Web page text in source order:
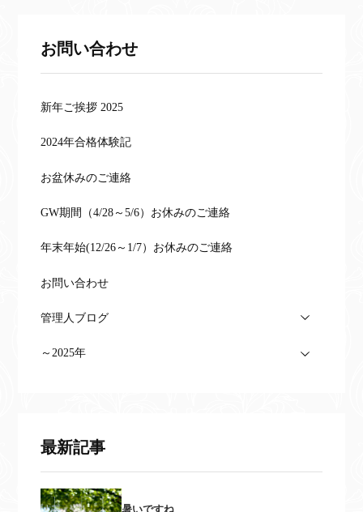
お問い合わせ
新年ご挨拶 2025
2024年合格体験記
お盆休みのご連絡
GW期間（4/28～5/6）お休みのご連絡
年末年始(12/26～1/7）お休みのご連絡
お問い合わせ
管理人ブログ
～2025年
最新記事
暑いですね